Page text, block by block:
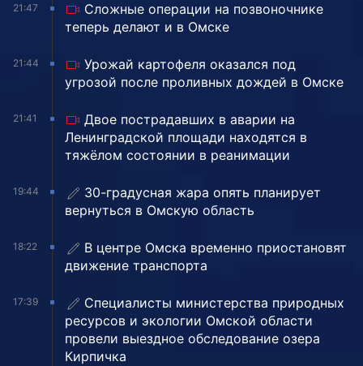
21:47
Сложные операции на позвоночнике
теперь делают и в Омске
21:44
Урожай картофеля оказался под
угрозой после проливных дождей в Омске
21:41
Двое пострадавших в аварии на
Ленинградской площади находятся в
тяжёлом состоянии в реанимации
19:44
30-градусная жара опять планирует
вернуться в Омскую область
18:22
В центре Омска временно приостановят
движение транспорта
17:39
Специалисты министерства природных
ресурсов и экологии Омской области
провели выездное обследование озера
Кирпичка